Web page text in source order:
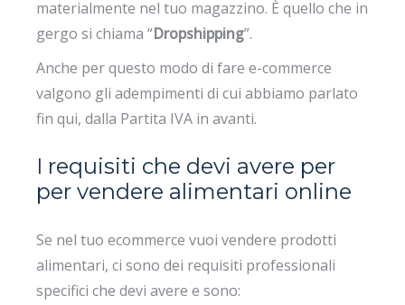
materialmente nel tuo magazzino. È quello che in
gergo si chiama “Dropshipping”.
Anche per questo modo di fare e-commerce
valgono gli adempimenti di cui abbiamo parlato
fin qui, dalla Partita IVA in avanti.
I requisiti che devi avere per
per vendere alimentari online
Se nel tuo ecommerce vuoi vendere prodotti
alimentari, ci sono dei requisiti professionali
specifici che devi avere e sono: